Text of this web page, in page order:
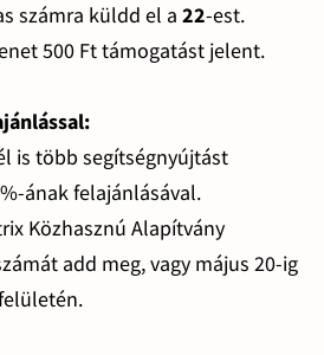
számra küldd el a 22-est.
500 Ft támogatást jelent.
is több segítségnyújtást
ának felajánlásával.
Közhasznú Alapítvány
add meg, vagy május 20-ig